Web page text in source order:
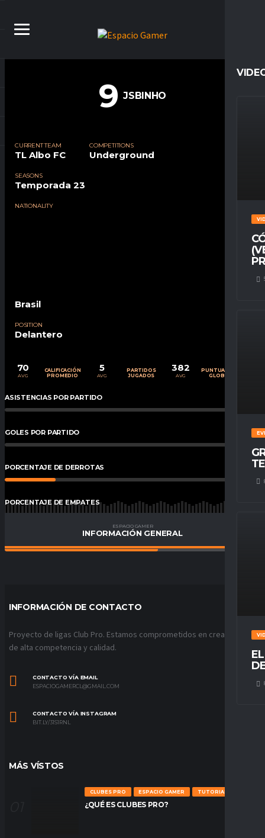
9 JSBINHO
CURRENT TEAM
TL Albo FC
COMPETITIONS
Underground
SEASONS
Temporada 23
NATIONALITY
Brasil
POSITION
Delantero
70
AVG
CALIFICACIÓN
PROMEDIO
5
AVG
PARTIDOS
JUGADOS
382
AVG
PUNTUACIÓN
GLOBAL
ASISTENCIAS POR PARTIDO
GOLES POR PARTIDO %
PORCENTAJE DE DERROTAS %
PORCENTAJE DE EMPATES
PORCENTAJE DE VICTORIAS
ESPACIO GAMER
INFORMACIÓN GENERAL
INFORMACIÓN DE CONTACTO
Proyecto de ligas Club Pro. Estamos comprometidos en crear ligas
de alta competencia y calidad.
CONTACTO VÍA EMAIL
ESPACIOGAMERCL@GMAIL.COM
CONTACTO VÍA INSTAGRAM
BIT.LY/31S1RNL
MÁS VÍSTOS
CLUBES PRO ESPACIO GAMER TUTORIALES
¿QUÉ ES CLUBES PRO?